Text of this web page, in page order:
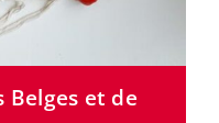
Belges et de